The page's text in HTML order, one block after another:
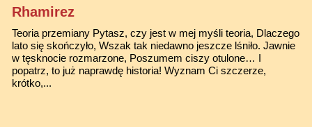
Rhamirez
Teoria przemiany Pytasz, czy jest w mej myśli teoria, Dlaczego
lato się skończyło, Wszak tak niedawno jeszcze lśniło. Jawnie
w tęsknocie rozmarzone, Poszumem ciszy otulone… I
popatrz, to już naprawdę historia! Wyznam Ci szczerze,
krótko,...